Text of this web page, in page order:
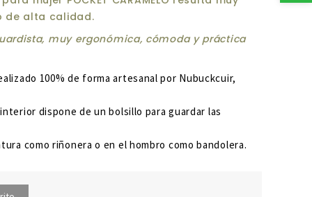
de alta calidad.
muy ergonómica, cómoda y práctica
100% de forma artesanal por Nubuckcuir,
dispone de un bolsillo para guardar las
como riñonera o en el hombro como bandolera.